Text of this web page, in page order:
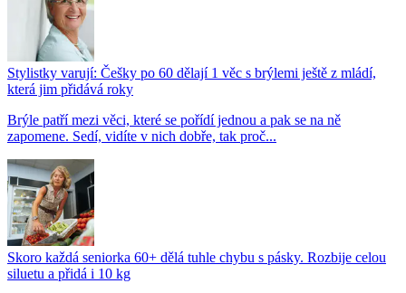
Stylistky varují: Češky po 60 dělají 1 věc s brýlemi ještě z mládí,
která jim přidává roky
Brýle patří mezi věci, které se pořídí jednou a pak se na ně
zapomene. Sedí, vidíte v nich dobře, tak proč...
Skoro každá seniorka 60+ dělá tuhle chybu s pásky. Rozbije celou
siluetu a přidá i 10 kg